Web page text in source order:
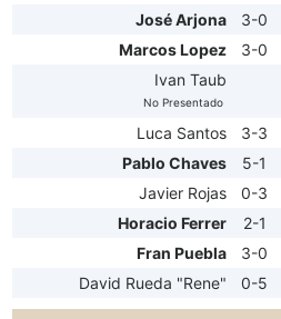
José Arjona
3-0
Marcos Lopez
3-0
Ivan Taub
No Presentado
Luca Santos 3-3
Pablo Chaves
5-1
Javier Rojas
0-3
Horacio Ferrer
2-1
Fran Puebla
3-0
David Rueda "Rene"
0-5